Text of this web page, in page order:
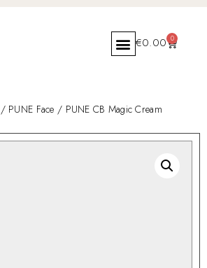
€0.00 0
/ PUNE Face / PUNE CB Magic Cream